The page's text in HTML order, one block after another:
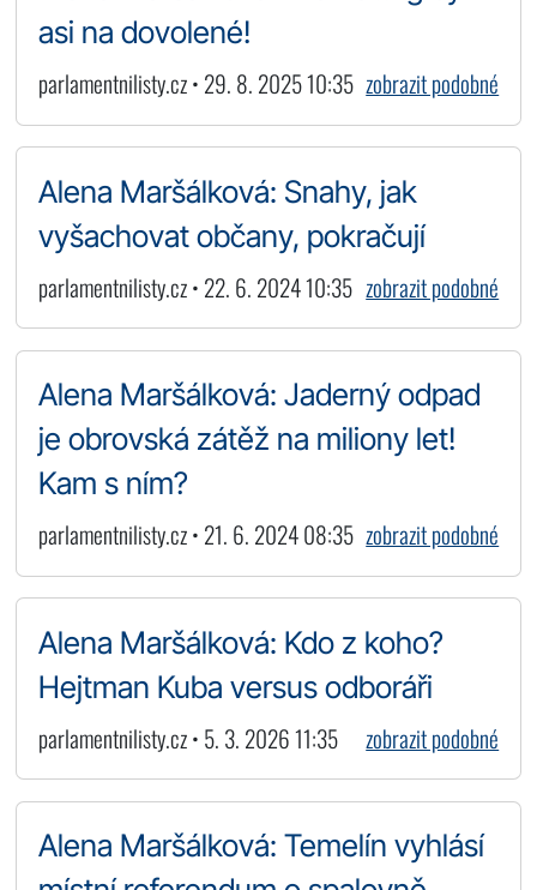
asi na dovolené!
parlamentnilisty.cz • 29. 8. 2025 10:35 zobrazit podobné
Alena Maršálková: Snahy, jak
vyšachovat občany, pokračují
parlamentnilisty.cz • 22. 6. 2024 10:35 zobrazit podobné
Alena Maršálková: Jaderný odpad
je obrovská zátěž na miliony let!
Kam s ním?
parlamentnilisty.cz • 21. 6. 2024 08:35 zobrazit podobné
Alena Maršálková: Kdo z koho?
Hejtman Kuba versus odboráři
parlamentnilisty.cz • 5. 3. 2026 11:35 zobrazit podobné
Alena Maršálková: Temelín vyhlásí